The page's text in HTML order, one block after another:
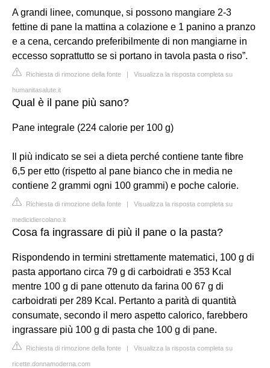
A grandi linee, comunque, si possono mangiare 2-3
fettine di pane la mattina a colazione e 1 panino a pranzo
e a cena, cercando preferibilmente di non mangiarne in
eccesso soprattutto se si portano in tavola pasta o riso”.
Richiesta di rimozione della fonte | Visualizza la risposta completa su
humanitasalute.it
Qual è il pane più sano?
Pane integrale (224 calorie per 100 g)
Il più indicato se sei a dieta perché contiene tante fibre
6,5 per etto (rispetto al pane bianco che in media ne
contiene 2 grammi ogni 100 grammi) e poche calorie.
Richiesta di rimozione della fonte | Visualizza la risposta completa su
medicidiercolano.it
Cosa fa ingrassare di più il pane o la pasta?
Rispondendo in termini strettamente matematici, 100 g di
pasta apportano circa 79 g di carboidrati e 353 Kcal
mentre 100 g di pane ottenuto da farina 00 67 g di
carboidrati per 289 Kcal. Pertanto a parità di quantità
consumate, secondo il mero aspetto calorico, farebbero
ingrassare più 100 g di pasta che 100 g di pane.
Richiesta di rimozione della fonte | Visualizza la risposta completa su
ricette.donnamoderna.com